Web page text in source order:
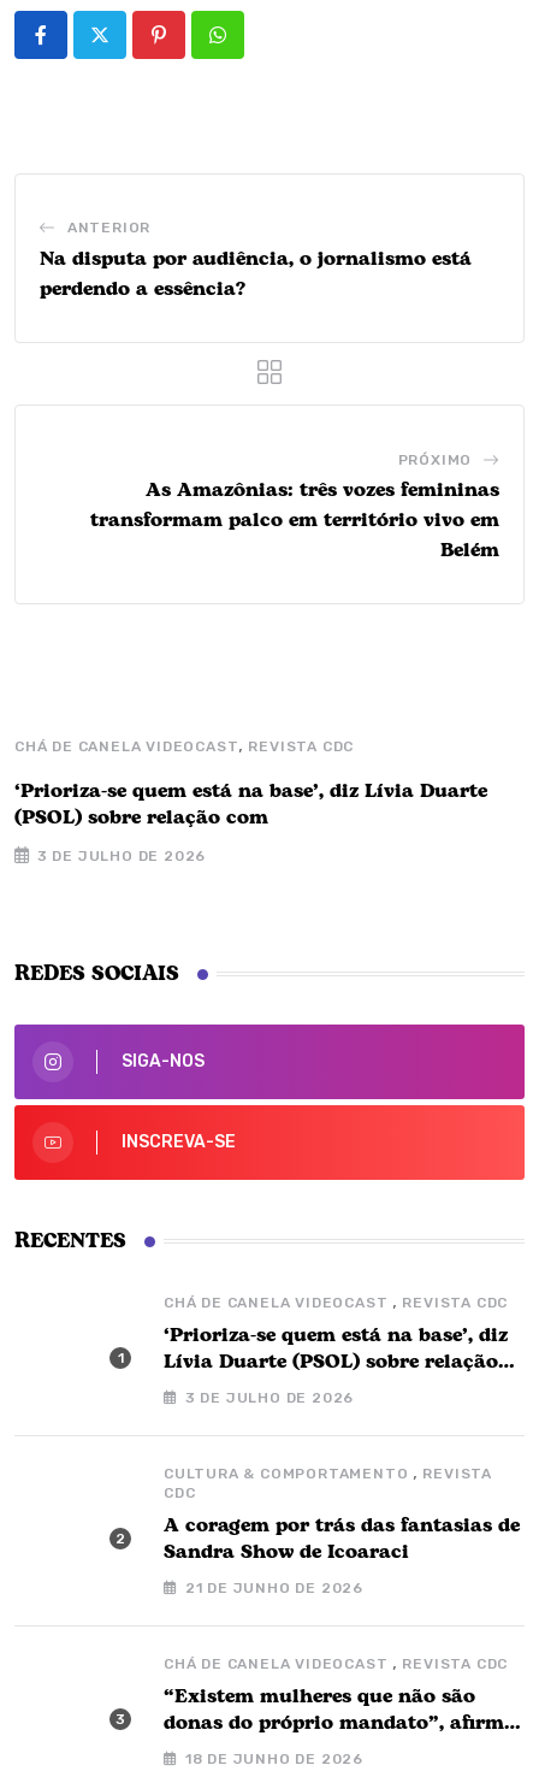
PinterestWhatsapp
ANTERIOR
Na disputa por audiência, o jornalismo está
perdendo a essência?
PRÓXIMO
As Amazônias: três vozes femininas
transformam palco em território vivo em
Belém
CHÁ DE CANELA VIDEOCAST, REVISTA CDC
‘Prioriza-se quem está na base’, diz Lívia Duarte
(PSOL) sobre relação com
3 DE JULHO DE 2026
REDES SOCIAIS
SIGA-NOS
INSCREVA-SE
RECENTES
CHÁ DE CANELA VIDEOCAST , REVISTA CDC
‘Prioriza-se quem está na base’, diz
Lívia Duarte (PSOL) sobre relação
com o governo Barbalho
3 DE JULHO DE 2026
CULTURA & COMPORTAMENTO , REVISTA
CDC
A coragem por trás das fantasias de
Sandra Show de Icoaraci
21 DE JUNHO DE 2026
CHÁ DE CANELA VIDEOCAST , REVISTA CDC
“Existem mulheres que não são
donas do próprio mandato”, afirma
Nay Barbalho no Chá de Canela
18 DE JUNHO DE 2026